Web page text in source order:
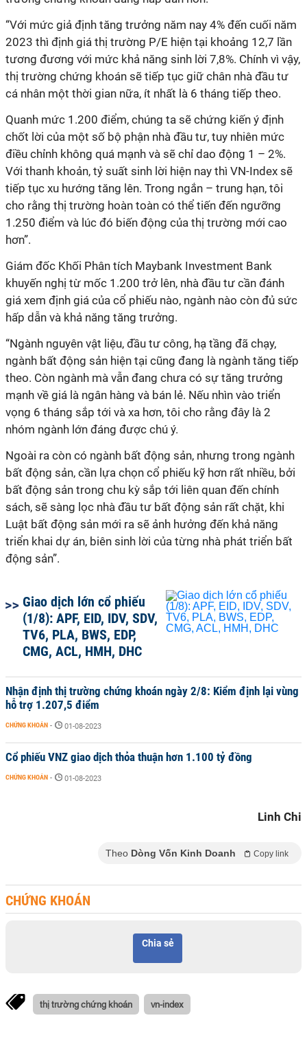
“Với mức giả định tăng trưởng năm nay 4% đến cuối năm
2023 thì định giá thị trường P/E hiện tại khoảng 12,7 lần
tương đương với mức khả năng sinh lời 7,8%. Chính vì vậy,
thị trường chứng khoán sẽ tiếp tục giữ chân nhà đầu tư
cá nhân một thời gian nữa, ít nhất là 6 tháng tiếp theo.
Quanh mức 1.200 điểm, chúng ta sẽ chứng kiến ý định
chốt lời của một số bộ phận nhà đầu tư, tuy nhiên mức
điều chỉnh không quá mạnh và sẽ chỉ dao động 1 – 2%.
Với thanh khoản, tỷ suất sinh lời hiện nay thì VN-Index sẽ
tiếp tục xu hướng tăng lên. Trong ngắn – trung hạn, tôi
cho rằng thị trường hoàn toàn có thể tiến đến ngưỡng
1.250 điểm và lúc đó biến động của thị trường mới cao
hơn”.
Giám đốc Khối Phân tích Maybank Investment Bank
khuyến nghị từ mốc 1.200 trở lên, nhà đầu tư cần đánh
giá xem định giá của cổ phiếu nào, ngành nào còn đủ sức
hấp dẫn và khả năng tăng trưởng.
“Ngành nguyên vật liệu, đầu tư công, hạ tầng đã chạy,
ngành bất động sản hiện tại cũng đang là ngành tăng tiếp
theo. Còn ngành mà vẫn đang chưa có sự tăng trưởng
mạnh về giá là ngân hàng và bán lẻ. Nếu nhìn vào triển
vọng 6 tháng sắp tới và xa hơn, tôi cho rằng đây là 2
nhóm ngành lớn đáng được chú ý.
Ngoài ra còn có ngành bất động sản, nhưng trong ngành
bất động sản, cần lựa chọn cổ phiếu kỹ hơn rất nhiều, bởi
bất động sản trong chu kỳ sắp tới liên quan đến chính
sách, sẽ sàng lọc nhà đầu tư bất động sản rất chặt, khi
Luật bất động sản mới ra sẽ ảnh hưởng đến khả năng
triển khai dự án, biên sinh lời của từng nhà phát triển bất
động sản”.
Giao dịch lớn cổ phiếu
(1/8): APF, EID, IDV, SDV,
TV6, PLA, BWS, EDP,
CMG, ACL, HMH, DHC
Nhận định thị trường chứng khoán ngày 2/8: Kiểm định lại vùng
hỗ trợ 1.207,5 điểm
CHỨNG KHOÁN - 01-08-2023
Cổ phiếu VNZ giao dịch thỏa thuận hơn 1.100 tỷ đồng
CHỨNG KHOÁN - 01-08-2023
Linh Chi
Theo Dòng Vốn Kinh Doanh Copy link
CHỨNG KHOÁN
Chia sẻ
thị trường chứng khoán vn-index